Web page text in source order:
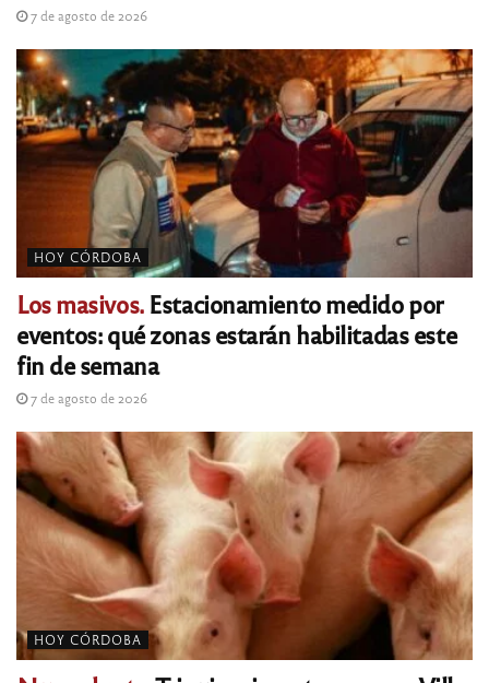
7 de agosto de 2026
HOY CÓRDOBA
Los masivos.Estacionamiento medido por
eventos: qué zonas estarán habilitadas este
fin de semana
7 de agosto de 2026
HOY CÓRDOBA